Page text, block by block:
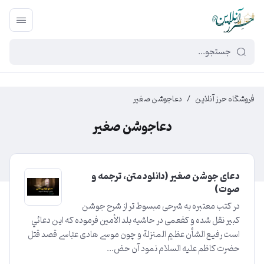
449f43cf-3da2-4422-bb12-2566cb5b8b05
فروشگاه حرز آنلاین / دعاجوشن صغیر
دعاجوشن صغیر
دعای جوشن صغیر (دانلود متن، ترجمه و
صوت)
در كتب معتبره به شرحى مبسوط تر از شرح جوشن
كبير نقل شده و كفعمى در حاشيه بلد الأمين فرموده كه اين دعائي
است رفيع الشأن عظيم المنزلة و چون موسى هادى عبّاسى قصد قتل
حضرت كاظم‏ عليه السلام نمود آن حض...